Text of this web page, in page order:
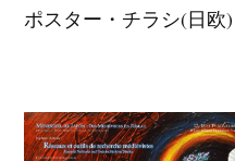
ポスター・チラシ(日欧